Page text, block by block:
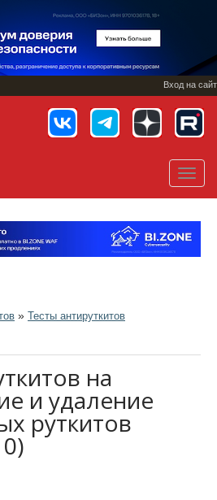
Вход на сайт
» Тесты антируткитов
на
и удаление
руткитов